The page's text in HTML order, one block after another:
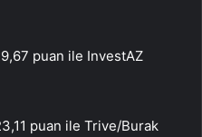
puan ile InvestAZ
puan ile Trive/Burak